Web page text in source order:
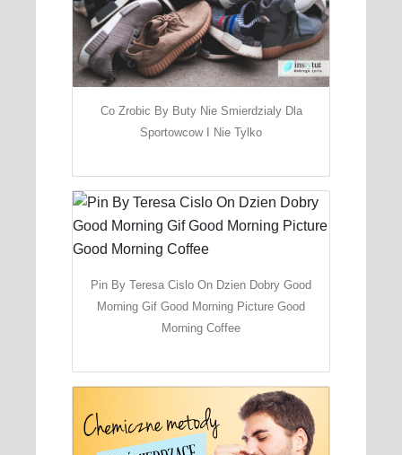
Co Zrobic By Buty Nie Smierdzialy Dla
Sportowcow I Nie Tylko
Pin By Teresa Cislo On Dzien Dobry Good
Morning Gif Good Morning Picture Good
Morning Coffee